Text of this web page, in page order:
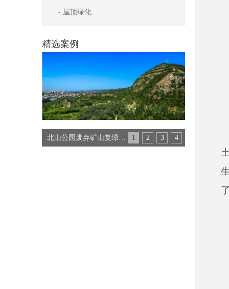
屋顶绿化
精选案例
1 2 3 4
北山公园废弃矿山复绿工程